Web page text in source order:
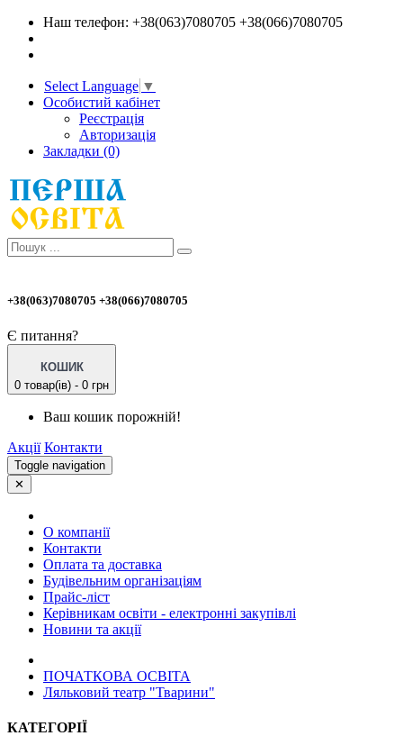
Наш телефон: +38(063)7080705 +38(066)7080705
Select Language ▼
Особистий кабінет
Реєстрація
Авторизація
Закладки (0)
+38(063)7080705 +38(066)7080705
Є питання?
КОШИК
0 товар(ів) - 0 грн
Ваш кошик порожній!
Акції Контакти
Toggle navigation
✕
О компанії
Контакти
Оплата та доставка
Будівельним організаціям
Прайс-ліст
Керівникам освіти - електронні закупівлі
Новини та акції
ПОЧАТКОВА ОСВIТА
Ляльковий театр "Тварини"
КАТЕГОРІЇ